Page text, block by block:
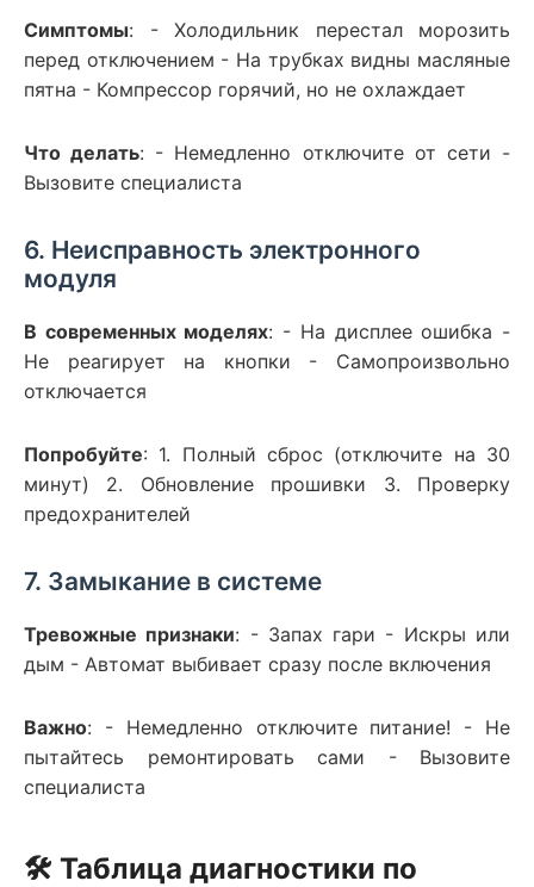
Симптомы: - Холодильник перестал морозить
перед отключением - На трубках видны масляные
пятна - Компрессор горячий, но не охлаждает
Что делать: - Немедленно отключите от сети -
Вызовите специалиста
6. Неисправность электронного
модуля
В современных моделях: - На дисплее ошибка -
Не реагирует на кнопки - Самопроизвольно
отключается
Попробуйте: 1. Полный сброс (отключите на 30
минут) 2. Обновление прошивки 3. Проверку
предохранителей
7. Замыкание в системе
Тревожные признаки: - Запах гари - Искры или
дым - Автомат выбивает сразу после включения
Важно: - Немедленно отключите питание! - Не
пытайтесь ремонтировать сами - Вызовите
специалиста
🛠️ Таблица диагностики по